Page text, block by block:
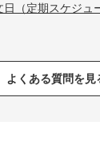
日（定期スケジュ
よくある質問を見